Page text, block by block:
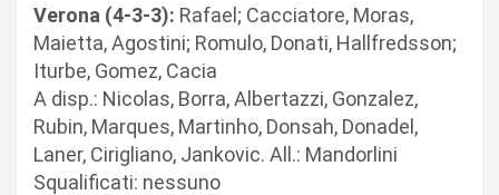
Verona (4-3-3): Rafael; Cacciatore, Moras,
Maietta, Agostini; Romulo, Donati, Hallfredsson;
Iturbe, Gomez, Cacia
A disp.: Nicolas, Borra, Albertazzi, Gonzalez,
Rubin, Marques, Martinho, Donsah, Donadel,
Laner, Cirigliano, Jankovic. All.: Mandorlini
Squalificati: nessuno